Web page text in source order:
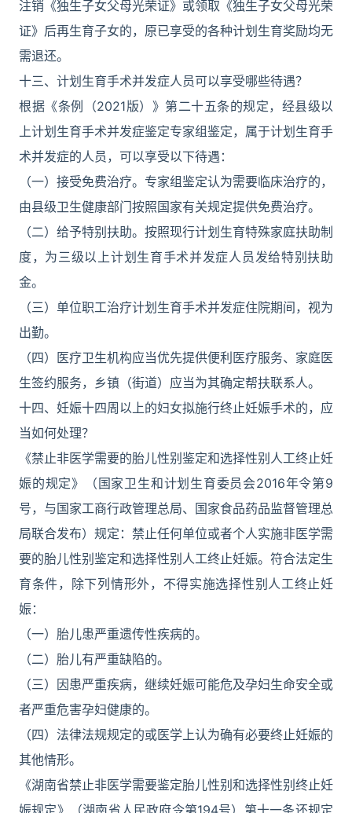
注销《独生子女父母光荣证》或领取《独生子女父母光荣
证》后再生育子女的，原已享受的各种计划生育奖励均无
需退还。
十三、计划生育手术并发症人员可以享受哪些待遇？
根据《条例（2021版）》第二十五条的规定，经县级以
上计划生育手术并发症鉴定专家组鉴定，属于计划生育手
术并发症的人员，可以享受以下待遇：
（一）接受免费治疗。专家组鉴定认为需要临床治疗的，
由县级卫生健康部门按照国家有关规定提供免费治疗。
（二）给予特别扶助。按照现行计划生育特殊家庭扶助制
度，为三级以上计划生育手术并发症人员发给特别扶助
金。
（三）单位职工治疗计划生育手术并发症住院期间，视为
出勤。
（四）医疗卫生机构应当优先提供便利医疗服务、家庭医
生签约服务，乡镇（街道）应当为其确定帮扶联系人。
十四、妊娠十四周以上的妇女拟施行终止妊娠手术的，应
当如何处理？
《禁止非医学需要的胎儿性别鉴定和选择性别人工终止妊
娠的规定》（国家卫生和计划生育委员会2016年令第9
号，与国家工商行政管理总局、国家食品药品监督管理总
局联合发布）规定：禁止任何单位或者个人实施非医学需
要的胎儿性别鉴定和选择性别人工终止妊娠。符合法定生
育条件，除下列情形外，不得实施选择性别人工终止妊
娠：
（一）胎儿患严重遗传性疾病的。
（二）胎儿有严重缺陷的。
（三）因患严重疾病，继续妊娠可能危及孕妇生命安全或
者严重危害孕妇健康的。
（四）法律法规规定的或医学上认为确有必要终止妊娠的
其他情形。
《湖南省禁止非医学需要鉴定胎儿性别和选择性别终止妊
娠规定》（湖南省人民政府令第194号）第十一条还规定